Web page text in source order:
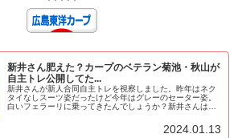
新井さん肥えた？カープのベテラン菊池・秋山が
自主トレ公開してた...
新井さんが新人合同自主トレを視察しました。昨年はネク
タイなしスーツ姿だったけど今年はグレーのセーター姿。
白いフェラーリに乗ってきたんでしょうか？新井さんは完
2024.01.13